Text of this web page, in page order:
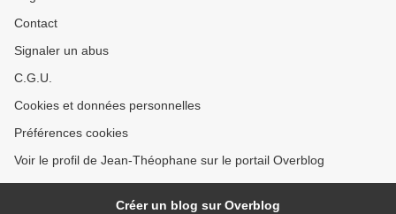
Contact
Signaler un abus
C.G.U.
Cookies et données personnelles
Préférences cookies
Voir le profil de Jean-Théophane sur le portail Overblog
Créer un blog sur Overblog